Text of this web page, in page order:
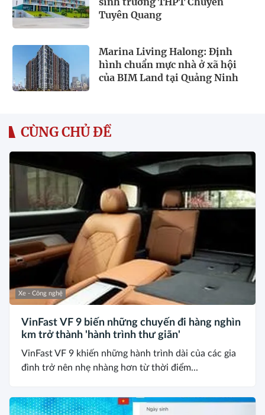
Tuyên Quang
Marina Living Halong: Định
hình chuẩn mực nhà ở xã hội
của BIM Land tại Quảng Ninh
CÙNG CHỦ ĐỀ
Xe - Công nghệ
VinFast VF 9 biến những chuyến đi hàng nghìn
km trở thành 'hành trình thư giãn'
VinFast VF 9 khiến những hành trình dài của các gia
đình trở nên nhẹ nhàng hơn từ thời điểm...